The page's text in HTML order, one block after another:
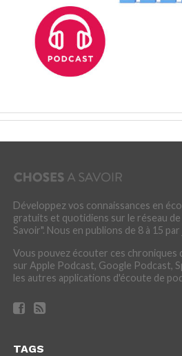
Développez vos connaissances en
gratuits et quotidiens sur le réseau
Savoir". Nous en publions de 8 à 15
Vous pouvez écouter ces chroniques
sur Apple Podcast, Google Podcast,
les autres applications d'écoute de
TAGS